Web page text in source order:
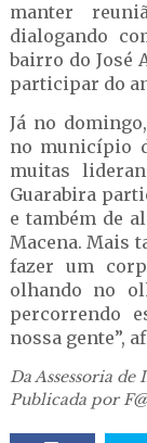
manter
dialogando
bairro do José
participar do
Já no
no município
muitas
Guarabira
e também de
Macena. Mais
fazer um
olhando no
percorrendo
nossa gente”,
Da Assessoria de
Publicada por